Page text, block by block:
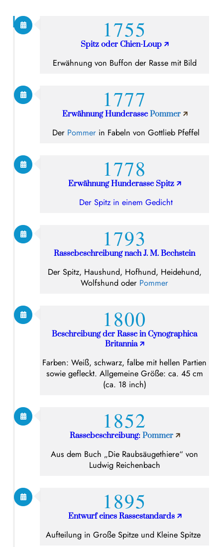
1755
Spitz oder Chien-Loup 🡭
Erwähnung von Buffon der Rasse mit Bild
1777
Erwähnung HunderassePommer 🡭
Der Pommerin Fabeln von Gottlieb Pfeffel
1778
Erwähnung Hunderasse Spitz 🡭
Der Spitz in einem Gedicht
1793
Rassebeschreibung nach J. M. Bechstein
Der Spitz, Haushund, Hofhund, Heidehund,
Wolfshund oder Pommer
1800
Beschreibung der Rasse in Cynographica
Britannia 🡭
Farben: Weiß, schwarz, falbe mit hellen Partien
sowie gefleckt. Allgemeine Größe: ca. 45 cm
(ca. 18 inch)
1852
Rassebeschreibung: Pommer 🡭
Aus dem Buch „Die Raubsäugethiere“ von
Ludwig Reichenbach
1895
Entwurf eines Rassestandards 🡭
Aufteilung in Große Spitze und Kleine Spitze